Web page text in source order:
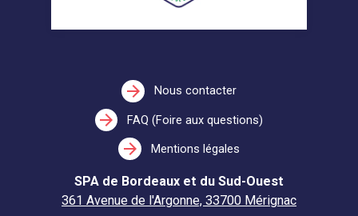
arrow_forward Nous contacter
arrow_forward FAQ (Foire aux questions)
arrow_forward Mentions légales
SPA de Bordeaux et du Sud-Ouest
361 Avenue de l'Argonne, 33700 Mérignac